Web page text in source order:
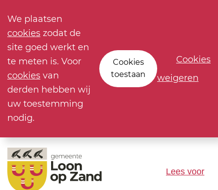
We plaatsen
cookies zodat de
site goed werkt en
te meten is. Voor
cookies van
derden hebben wij
uw toestemming
nodig.
Cookies
toestaan
Cookies
weigeren
Lees voor